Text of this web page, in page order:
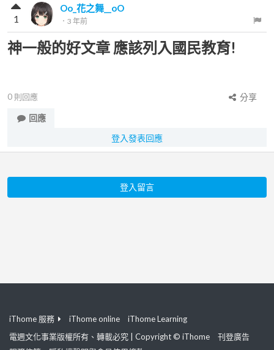
Oo_花之舞__oO
． 3 年前
1
神一般的好文章 應該列入國民教育!
0 則回應
分享
回應
登入發表回應
登入留言
iThome 服務 iThome online
iThome Learning
電週文化事業版權所有、轉載必究 | Copyright © iThome
刊登廣告